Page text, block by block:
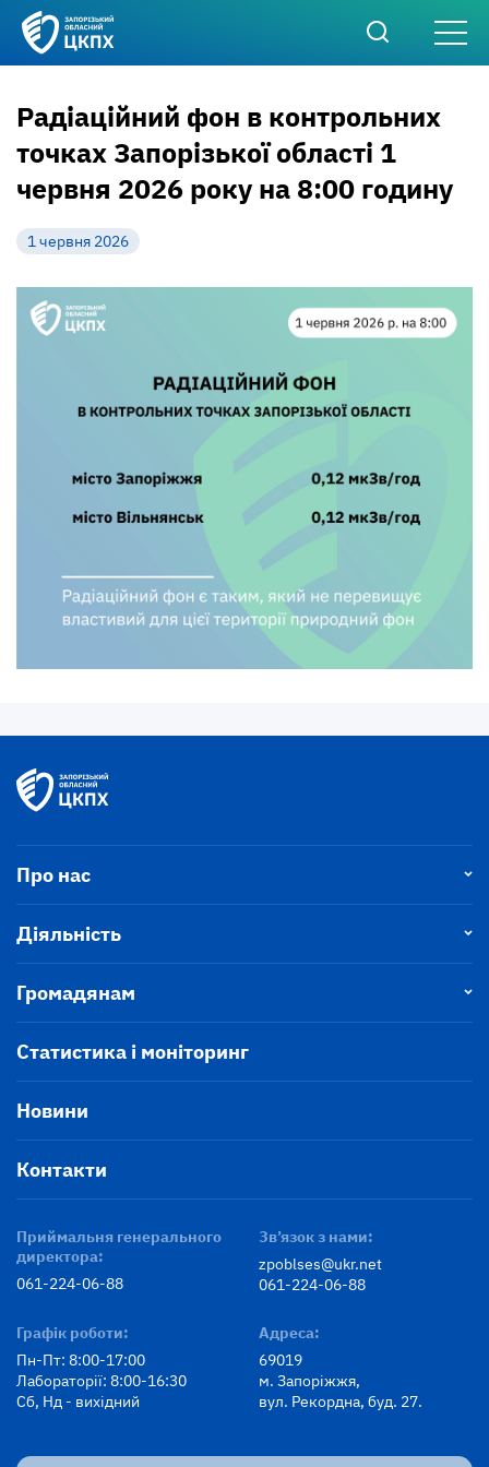
Радіаційний фон в контрольних
точках Запорізької області 1
червня 2026 року на 8:00 годину
1 червня 2026
Про нас
Діяльність
Громадянам
Статистика і моніторинг
Новини
Контакти
Приймальня генерального
директора:
061-224-06-88
Зв’язок з нами:
zpoblses@ukr.net
061-224-06-88
Графік роботи:
Пн-Пт: 8:00-17:00
Лабораторії: 8:00-16:30
Сб, Нд - вихідний
Адреса:
69019
м. Запоріжжя,
вул. Рекордна, буд. 27.